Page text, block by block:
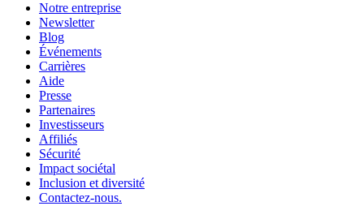
Notre entreprise
Newsletter
Blog
Événements
Carrières
Aide
Presse
Partenaires
Investisseurs
Affiliés
Sécurité
Impact sociétal
Inclusion et diversité
Contactez-nous.